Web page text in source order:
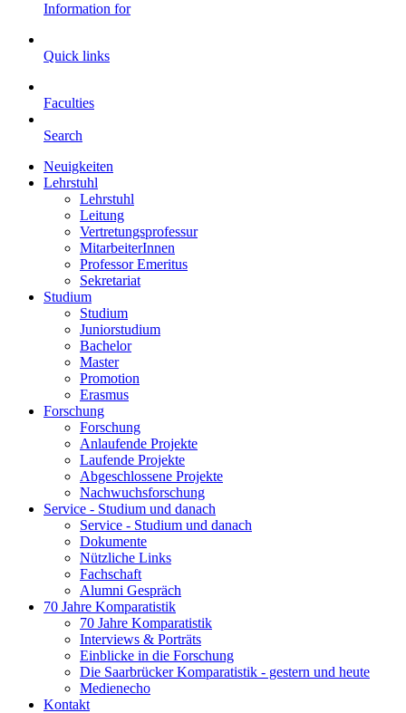
Information for
Quick links
Faculties
Search
Neuigkeiten
Lehrstuhl
Lehrstuhl
Leitung
Vertretungsprofessur
MitarbeiterInnen
Professor Emeritus
Sekretariat
Studium
Studium
Juniorstudium
Bachelor
Master
Promotion
Erasmus
Forschung
Forschung
Anlaufende Projekte
Laufende Projekte
Abgeschlossene Projekte
Nachwuchsforschung
Service - Studium und danach
Service - Studium und danach
Dokumente
Nützliche Links
Fachschaft
Alumni Gespräch
70 Jahre Komparatistik
70 Jahre Komparatistik
Interviews & Porträts
Einblicke in die Forschung
Die Saarbrücker Komparatistik - gestern und heute
Medienecho
Kontakt